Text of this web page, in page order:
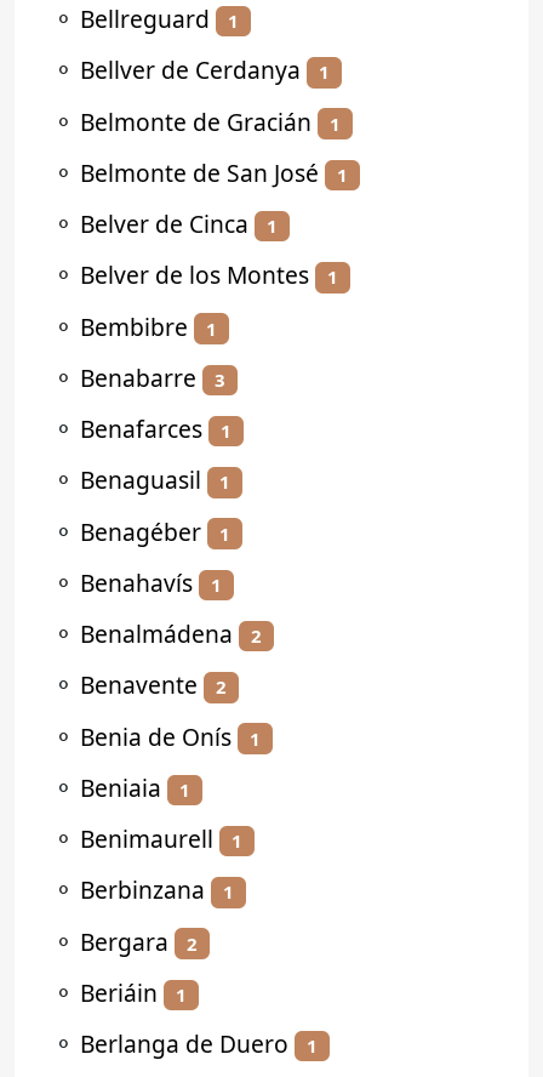
⚬ Bellreguard 1
⚬ Bellver de Cerdanya 1
⚬ Belmonte de Gracián 1
⚬ Belmonte de San José 1
⚬ Belver de Cinca 1
⚬ Belver de los Montes 1
⚬ Bembibre 1
⚬ Benabarre 3
⚬ Benafarces 1
⚬ Benaguasil 1
⚬ Benagéber 1
⚬ Benahavís 1
⚬ Benalmádena 2
⚬ Benavente 2
⚬ Benia de Onís 1
⚬ Beniaia 1
⚬ Benimaurell 1
⚬ Berbinzana 1
⚬ Bergara 2
⚬ Beriáin 1
⚬ Berlanga de Duero 1